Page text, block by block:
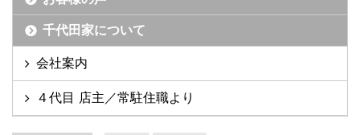
千代田家について
会社案内
４代目 店主／常駐住職より